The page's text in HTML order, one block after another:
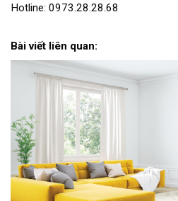
Hotline: 0973.28.28.68
Bài viết liên quan: